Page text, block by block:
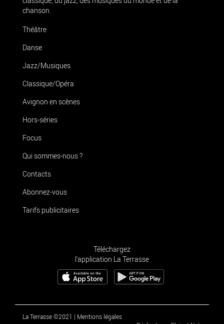
chanson.
Théâtre
Danse
Jazz/Musiques
Classique/Opéra
Avignon en scènes
Hors-séries
Focus
Qui sommes-nous ?
Contacts
Abonnez-vous
Tarifs publicitaires
Téléchargez
l'application La Terrasse
La Terrasse ©2021 | Mentions légales